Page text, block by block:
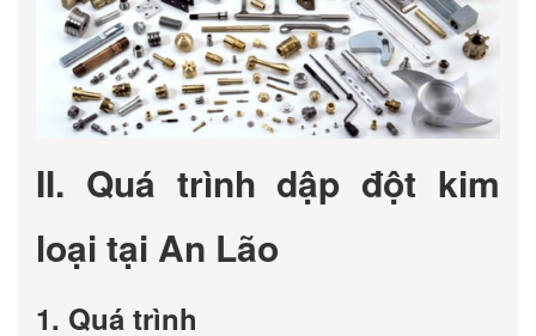
II. Quá trình dập đột kim
loại tại An Lão
1. Quá trình